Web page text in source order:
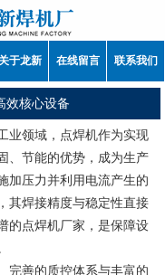
关于龙新 在线留言 联系我们
效核心设备
业领域，点焊机作为实现
、节能的优势，成为生产
加压力并利用电流产生的
其焊接精度与稳定性直接
的点焊机厂家，是保障设
完善的质控体系与丰富的